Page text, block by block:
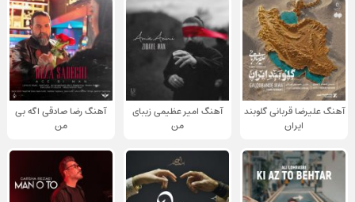
آهنگ علیرضا قربانی گلوبند
ایران
آهنگ امیر عظیمی زیبای
من
آهنگ رضا صادقی اگه بی
من